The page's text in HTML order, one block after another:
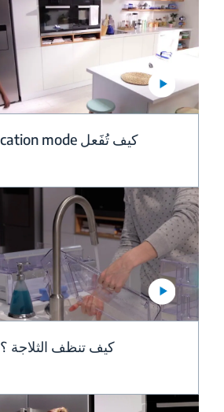
كيف تُفَعل vacation mode؟
كيف تنظف الثلاجة ؟